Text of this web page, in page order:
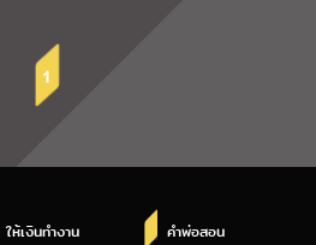
1
ให้เงินทำงาน คำพ่อสอน